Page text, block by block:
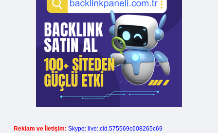
Reklam ve İletişim: Skype: live:.cid.575569c608265c69